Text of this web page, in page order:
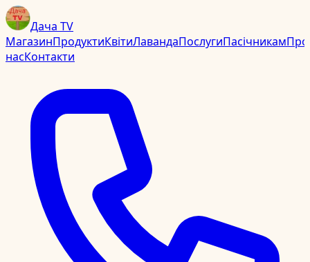
Дача TV
МагазинПродуктиКвітиЛавандаПослугиПасічникамПро
насКонтакти